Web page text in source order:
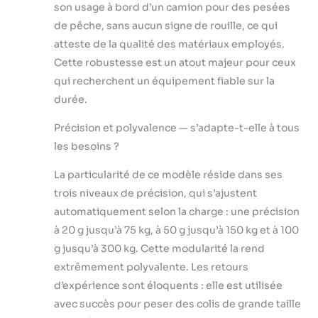
l'écran
son usage à bord d’un camion pour des pesées
de pêche, sans aucun signe de rouille, ce qui
atteste de la qualité des matériaux employés.
Cette robustesse est un atout majeur pour ceux
qui recherchent un équipement fiable sur la
durée.
Précision et polyvalence — s’adapte-t-elle à tous
les besoins ?
La particularité de ce modèle réside dans ses
trois niveaux de précision, qui s’ajustent
automatiquement selon la charge : une précision
à 20 g jusqu’à 75 kg, à 50 g jusqu’à 150 kg et à 100
g jusqu’à 300 kg. Cette modularité la rend
extrêmement polyvalente. Les retours
d’expérience sont éloquents : elle est utilisée
avec succès pour peser des colis de grande taille